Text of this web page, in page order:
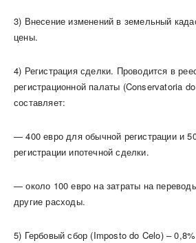
3) Внесение изменений в земельный
цены.
4) Регистрация сделки. Проводится в
регистрационной палаты (Conservatoria
составляет:
— 400 евро для обычной регистрации и
регистрации ипотечной сделки.
— около 100 евро на затраты на
другие расходы.
5) Гербовый сбор (Imposto do Celo) –